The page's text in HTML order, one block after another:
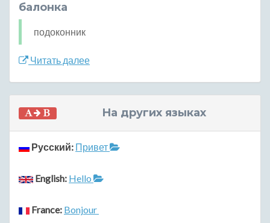
балонка
подоконник
Читать далее
На других языках
Русский: Привет
English: Hello
France: Bonjour